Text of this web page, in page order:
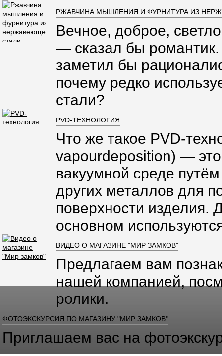
РЖАВЧИНА МЫШЛЕНИЯ И ФУРНИТУРА ИЗ
Вечное, доброе,
— сказал бы
заметил бы
почему редко
стали?
PVD-ТЕХНОЛОГИЯ
Что же такое PVD-
vapourdeposition) —
вакуумной среде
других металлов для
поверхности изделия.
основном
ВИДЕО О МАГАЗИНЕ "МИР ЗАМКОВ"
Предлагаем вам
нашей компанией,
ролики.
ФОТОЭКСКУРСИЯ ПО МАГАЗИНУ "МИР ЗАМКОВ"
Приглашаем вас на